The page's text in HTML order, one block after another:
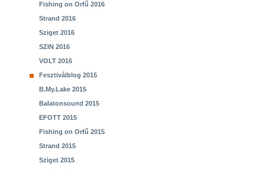
Fishing on Orfű 2016
Strand 2016
Sziget 2016
SZIN 2016
VOLT 2016
Fesztiválblog 2015
B.My.Lake 2015
Balatonsound 2015
EFOTT 2015
Fishing on Orfű 2015
Strand 2015
Sziget 2015